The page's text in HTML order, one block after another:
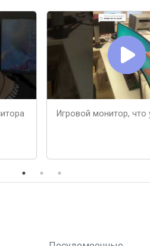
Игровой монитор, что